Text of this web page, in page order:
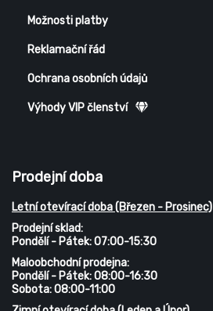
Možnosti platby
Reklamační řád
Ochrana osobních údajů
Výhody VIP členství
Prodejní doba
Letní otevírací doba (Březen - Prosinec)
Prodejní sklad:
Pondělí - Pátek: 07:00-15:30
Maloobchodní prodejna:
Pondělí - Pátek: 08:00-16:30
Sobota: 08:00-11:00